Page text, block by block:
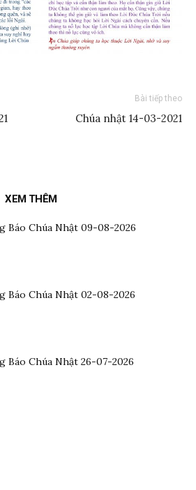
Bài tiếp theo
Chúa nhật 14-03-2021
XEM THÊM
Báo Chúa Nhật 09-08-2026
Báo Chúa Nhật 02-08-2026
Báo Chúa Nhật 26-07-2026